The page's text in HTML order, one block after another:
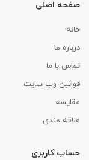
صفحه اصلی
خانه
درباره ما
تماس با ما
قوانین وب سایت
مقایسه
علاقه مندی
حساب کاربری